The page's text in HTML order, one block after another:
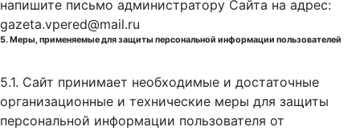
напишите письмо администратору Сайта на адрес:
gazeta.vpered@mail.ru
5. Меры, применяемые для защиты персональной информации пользователей
5.1. Сайт принимает необходимые и достаточные
организационные и технические меры для защиты
персональной информации пользователя от